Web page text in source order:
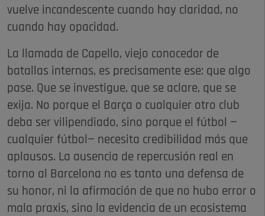
vuelve incandescente cuando hay claridad, no
cuando hay opacidad.
La llamada de Capello, viejo conocedor de
batallas internas, es precisamente ese: que algo
pase. Que se investigue, que se aclare, que se
exija. No porque el Barça o cualquier otro club
deba ser vilipendiado, sino porque el fútbol —
cualquier fútbol— necesita credibilidad más que
aplausos. La ausencia de repercusión real en
torno al Barcelona no es tanto una defensa de
su honor, ni la afirmación de que no hubo error o
mala praxis, sino la evidencia de un ecosistema